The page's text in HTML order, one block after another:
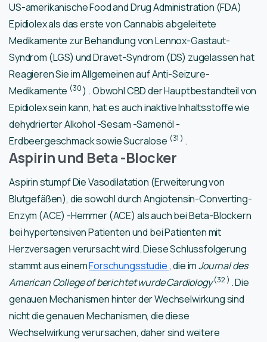
US-amerikanische Food and Drug Administration (FDA)
Epidiolex als das erste von Cannabis abgeleitete
Medikamente zur Behandlung von Lennox-Gastaut-
Syndrom (LGS) und Dravet-Syndrom (DS) zugelassen hat
Reagieren Sie im Allgemeinen auf Anti-Seizure-
Medikamente (30) . Obwohl CBD der Hauptbestandteil von
Epidiolex sein kann, hat es auch inaktive Inhaltsstoffe wie
dehydrierter Alkohol -Sesam -Samenöl -
Erdbeergeschmack sowie Sucralose (31 ) .
Aspirin und Beta -Blocker
Aspirin stumpf Die Vasodilatation (Erweiterung von
Blutgefäßen), die sowohl durch Angiotensin-Converting-
Enzym (ACE) -Hemmer (ACE) als auch bei Beta-Blockern
bei hypertensiven Patienten und bei Patienten mit
Herzversagen verursacht wird. Diese Schlussfolgerung
stammt aus einemForschungsstudie, die imJournal des
American College of berichtet wurde Cardiology(32 ) . Die
genauen Mechanismen hinter der Wechselwirkung sind
nicht die genauen Mechanismen, die diese
Wechselwirkung verursachen, daher sind weitere